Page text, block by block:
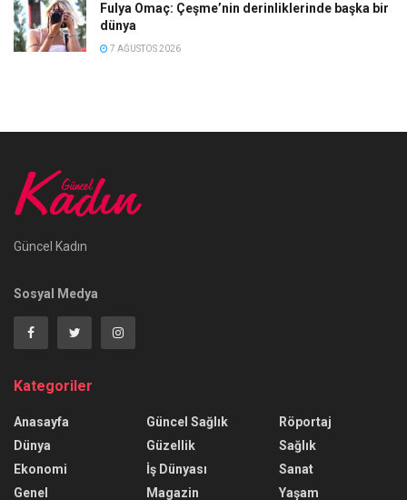
Fulya Omaç: Çeşme’nin derinliklerinde başka bir
dünya
7 AĞUSTOS 2026
Güncel Kadın
Sosyal Medya
Kategoriler
Anasayfa
Dünya
Ekonomi
Genel
Güncel Sağlık
Güzellik
İş Dünyası
Magazin
Röportaj
Sağlık
Sanat
Yaşam